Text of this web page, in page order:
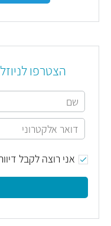
הצטרפו
אני רוצה לקבל